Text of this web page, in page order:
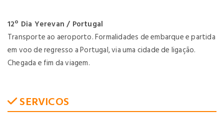
12º Dia Yerevan / Portugal
Transporte ao aeroporto. Formalidades de embarque e partida
em voo de regresso a Portugal, via uma cidade de ligação.
Chegada e fim da viagem.
SERVICOS